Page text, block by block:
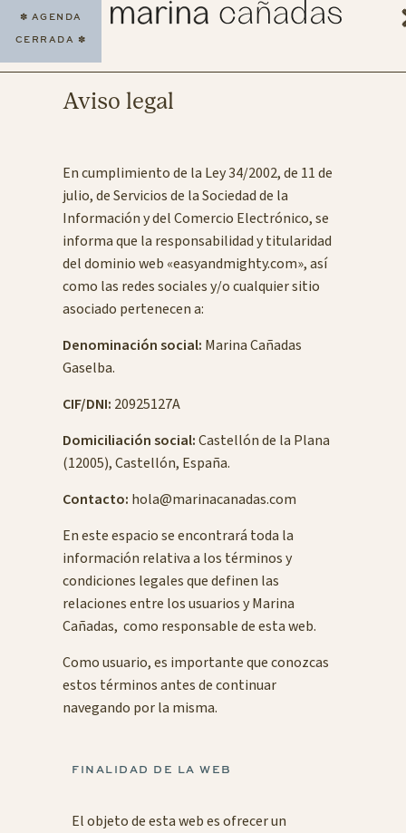
✽ AGENDA
CERRADA ✽
Aviso legal
En cumplimiento de la Ley 34/2002, de 11 de
julio, de Servicios de la Sociedad de la
Información y del Comercio Electrónico, se
informa que la responsabilidad y titularidad
del dominio web «easyandmighty.com», así
como las redes sociales y/o cualquier sitio
asociado pertenecen a:
Denominación social: Marina Cañadas
Gaselba.
CIF/DNI: 20925127A
Domiciliación social:Castellón de la Plana
(12005), Castellón, España.
Contacto: hola@marinacanadas.com
En este espacio se encontrará toda la
información relativa a los términos y
condiciones legales que definen las
relaciones entre los usuarios y Marina
Cañadas, como responsable de esta web.
Como usuario, es importante que conozcas
estos términos antes de continuar
navegando por la misma.
FINALIDAD DE LA WEB
El objeto de esta web es ofrecer un